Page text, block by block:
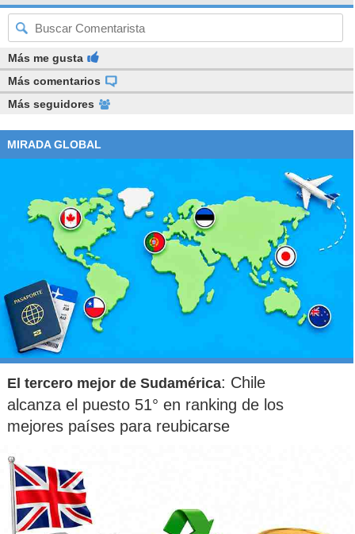
Más me gusta
Más comentarios
Más seguidores
MIRADA GLOBAL
El tercero mejor de Sudamérica: Chile
alcanza el puesto 51° en ranking de los
mejores países para reubicarse